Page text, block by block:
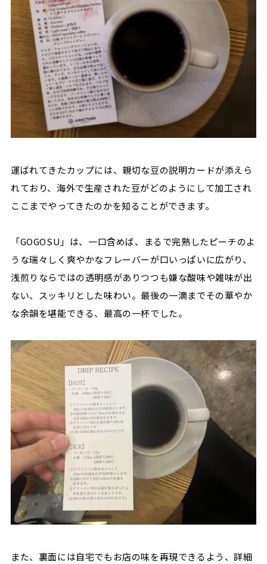
運ばれてきたカップには、親切な豆の説明カードが添えら
れており、海外で生産された豆がどのようにして加工され
ここまでやってきたのかを知ることができます。
「GOGOSU」は、一口含めば、まるで完熟したピーチのよ
うな瑞々しく爽やかなフレーバーが口いっぱいに広がり、
浅煎りならではの透明感がありつつも嫌な酸味や雑味が出
ない、スッキリとした味わい。最後の一滴までその華やか
な余韻を堪能できる、最高の一杯でした。
また、裏面には自宅でもお店の味を再現できるよう、詳細